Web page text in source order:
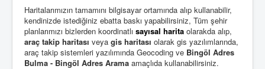
Haritalarımızın tamamını bilgisayar ortamında alıp kullanabilir,
kendinizde istediğiniz ebatta baskı yapabilirsiniz, Tüm şehir
planlarımızı bizlerden koordinatlı sayısal harita olarakda alıp,
araç takip haritası veya gis haritası olarak gis yazılımlarında,
araç takip sistemleri yazılımında Geocoding ve Bingöl Adres
Bulma - Bingöl Adres Arama amaçlıda kullanabilirsiniz.